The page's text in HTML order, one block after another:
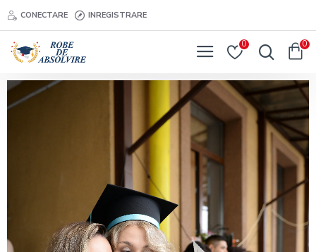
CONECTARE INREGISTRARE
0 0